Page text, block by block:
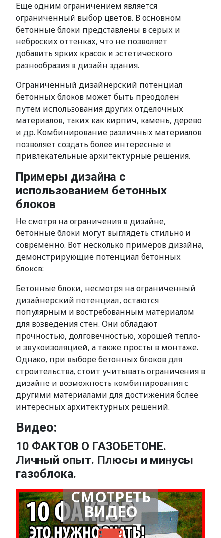
Еще одним ограничением является
ограниченный выбор цветов. В основном
бетонные блоки представлены в серых и
неброских оттенках, что не позволяет
добавить ярких красок и эстетического
разнообразия в дизайн здания.
Ограниченный дизайнерский потенциал
бетонных блоков может быть преодолен
путем использования других отделочных
материалов, таких как кирпич, камень, дерево
и др. Комбинирование различных материалов
позволяет создать более интересные и
привлекательные архитектурные решения.
Примеры дизайна с
использованием бетонных
блоков
Не смотря на ограничения в дизайне,
бетонные блоки могут выглядеть стильно и
современно. Вот несколько примеров дизайна,
демонстрирующие потенциал бетонных
блоков:
Бетонные блоки, несмотря на ограниченный
дизайнерский потенциал, остаются
популярным и востребованным материалом
для возведения стен. Они обладают
прочностью, долговечностью, хорошей тепло-
и звукоизоляцией, а также просты в монтаже.
Однако, при выборе бетонных блоков для
строительства, стоит учитывать ограничения в
дизайне и возможность комбинирования с
другими материалами для достижения более
интересных архитектурных решений.
Видео:
10 ФАКТОВ О ГАЗОБЕТОНЕ.
Личный опыт. Плюсы и минусы
газоблока.
СМОТРЕТЬ
ВИДЕО